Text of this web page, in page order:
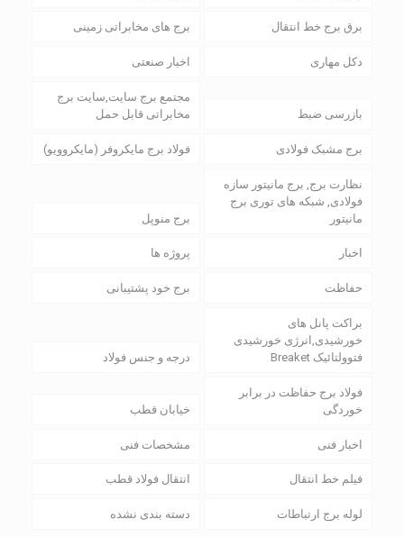
برق برج خط انتقال برج های مخابراتی زمینی
دکل مهاری اخبار صنعتی
بازرسی ضبط
مجتمع برج سایت,سایت برج
مخابراتی قابل حمل
برج مشبک فولادی فولاد برج مایکروفر (مایکروویو)
نظارت برج, برج مانیتور سازه
فولادی, شبکه های توری برج
مانیتور
برج منوپل
اخبار پروژه ها
حفاظت برج خود پشتیبانی
براکت پانل های
خورشیدی,انرژی خورشیدی
فتوولتائیک Breaket
درجه و جنس فولاد
فولاد برج حفاظت در برابر
خوردگی
خیابان قطب
اخبار فنی مشخصات فنی
فیلم خط انتقال انتقال فولاد قطب
لوله برج ارتباطات دسته بندی نشده